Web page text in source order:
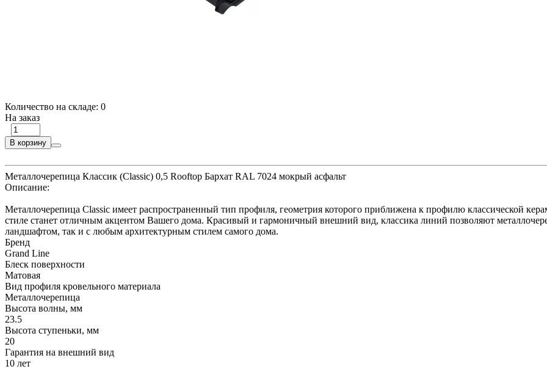
Количество на складе: 0
На заказ
В корзину
Металлочерепица Классик (Classic) 0,5 Rooftop Бархат RAL 7024 мокрый асфальт
Описание:
Металлочерепица Classic имеет распространенный тип профиля, геометрия которого приближена к профилю классической
стиле станет отличным акцентом Вашего дома. Красивый и гармоничный внешний вид, классика линий позволяют
ландшафтом, так и с любым архитектурным стилем самого дома.
Бренд
Grand Line
Блеск поверхности
Матовая
Вид профиля кровельного материала
Металлочерепица
Высота волны, мм
23.5
Высота ступеньки, мм
20
Гарантия на внешний вид
10 лет